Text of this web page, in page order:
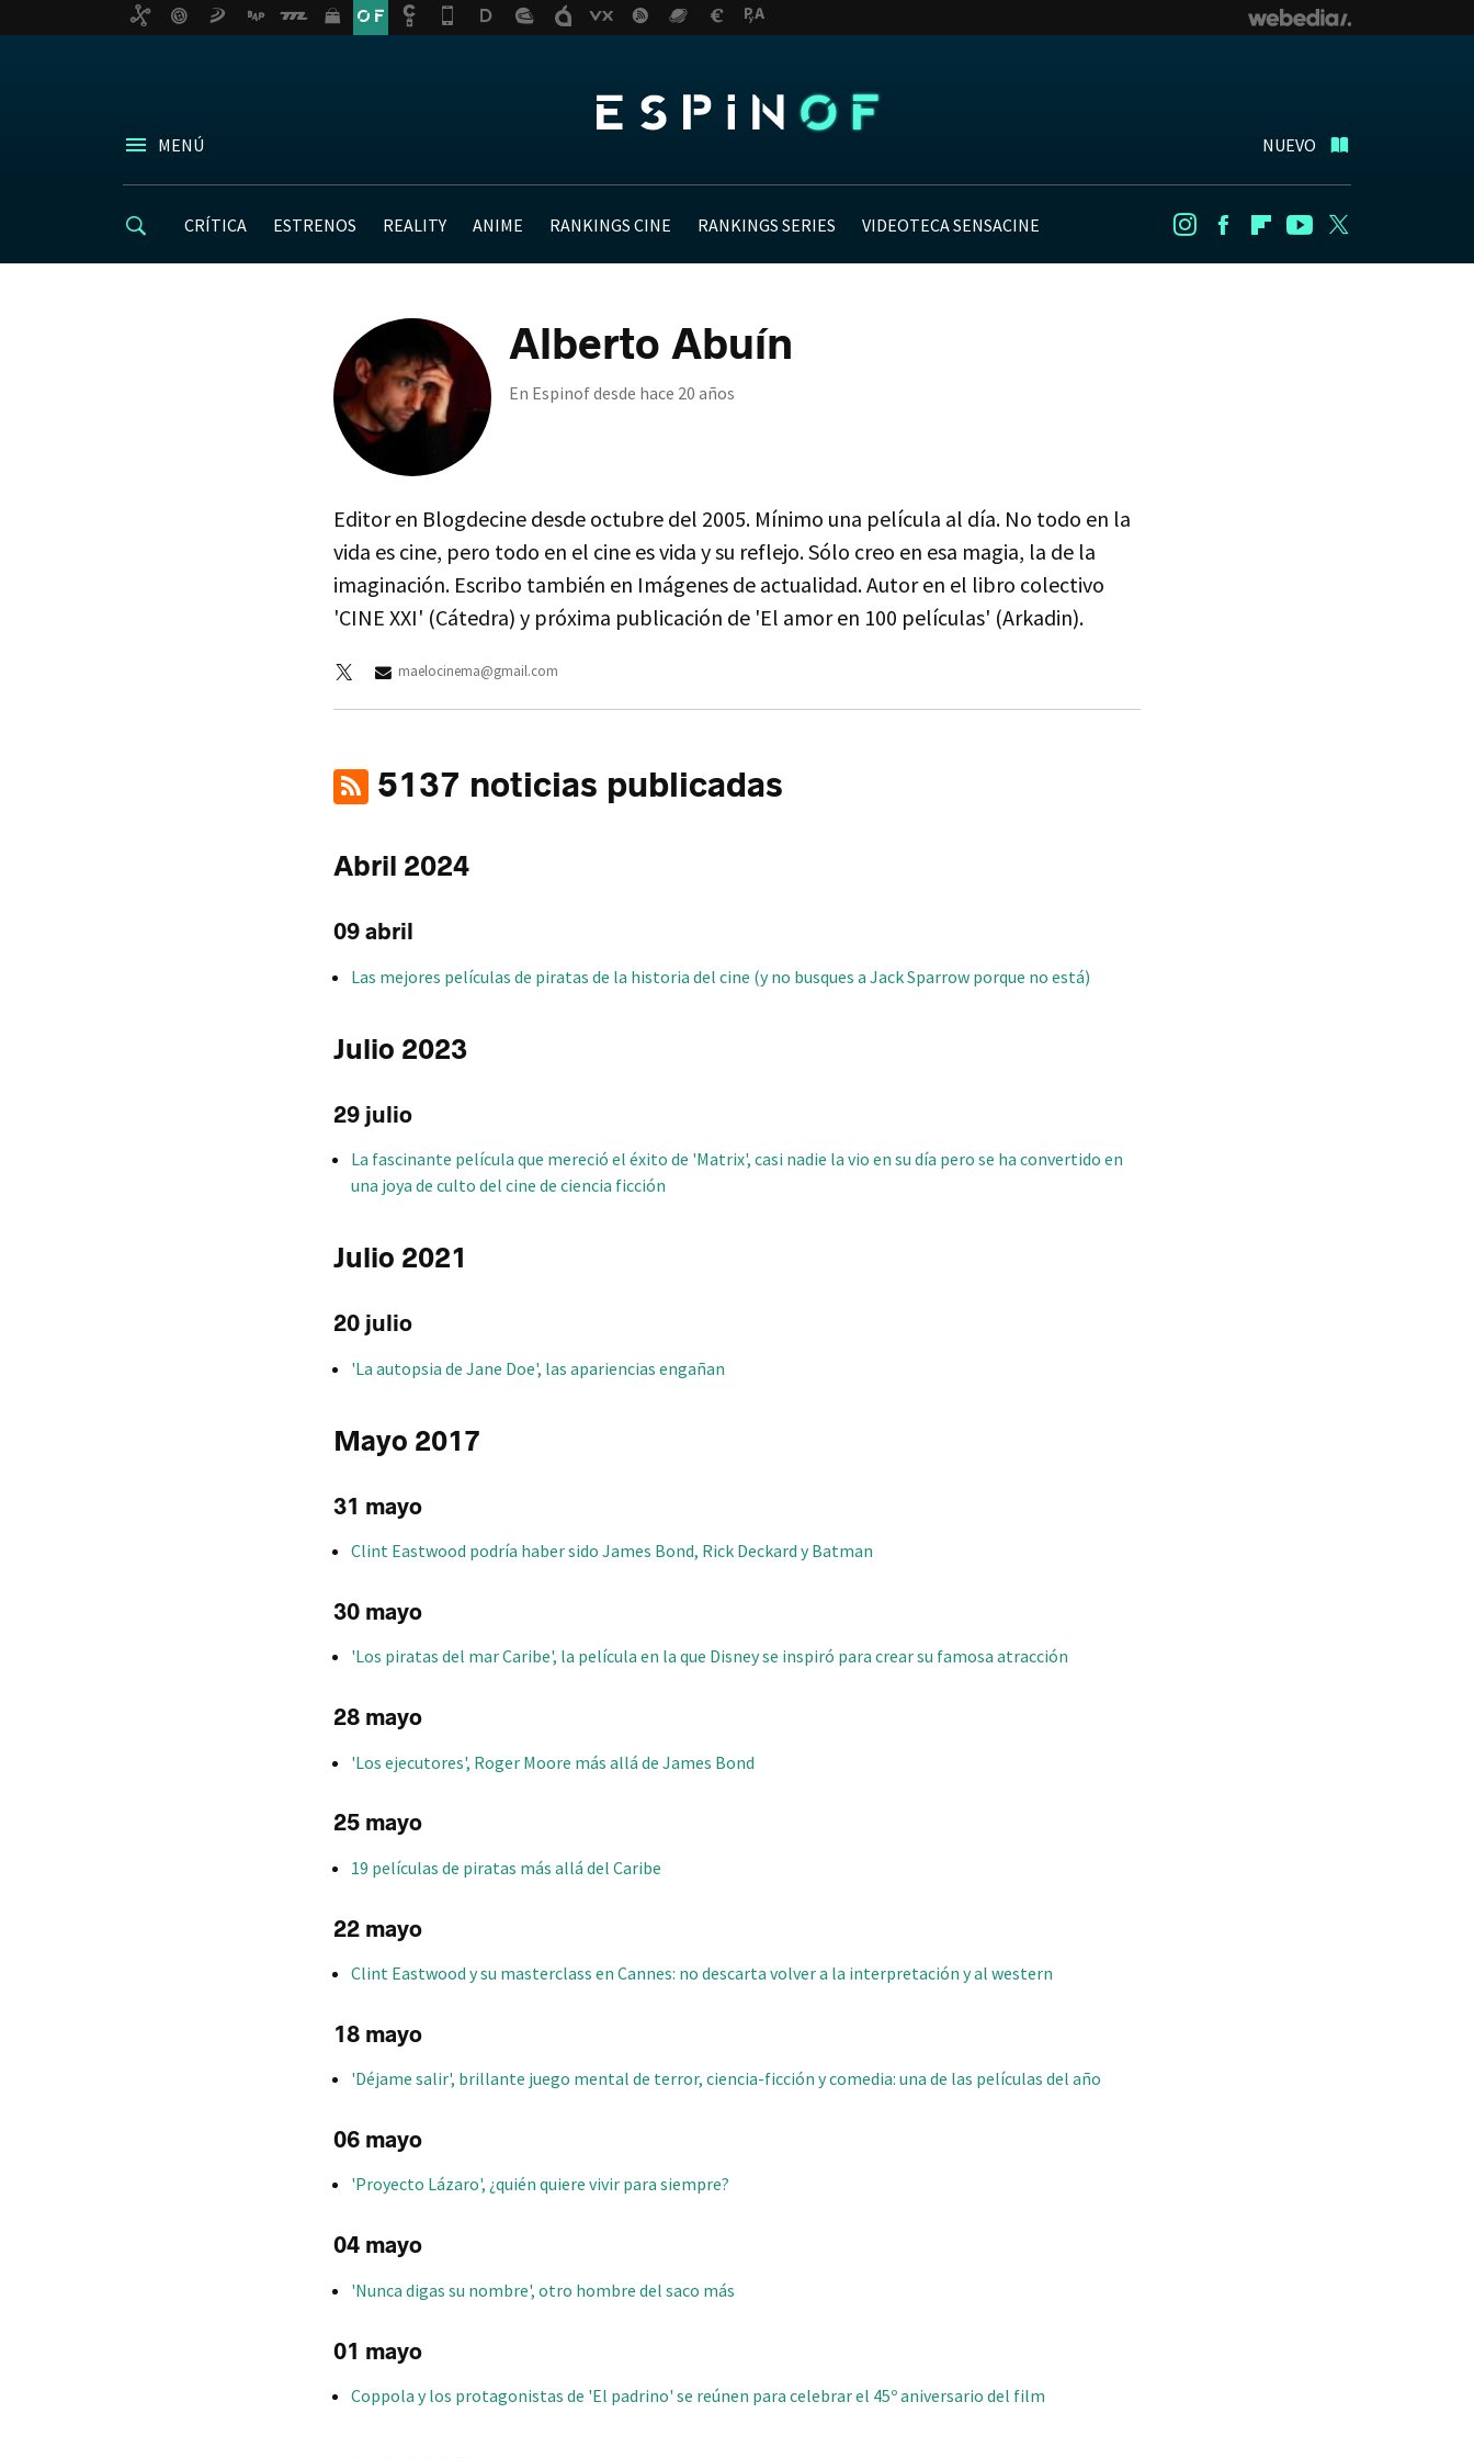
MENÚ NUEVO
CRÍTICA ESTRENOS REALITY ANIME RANKINGS CINE RANKINGS SERIES VIDEOTECA SENSACINE InstagramFacebookFlipboard
Youtube
Alberto Abuín
En Espinof desde hace 20 años
Editor en Blogdecine desde octubre del 2005. Mínimo una película al día. No todo en la
vida es cine, pero todo en el cine es vida y su reflejo. Sólo creo en esa magia, la de la
imaginación. Escribo también en Imágenes de actualidad. Autor en el libro colectivo
'CINE XXI' (Cátedra) y próxima publicación de 'El amor en 100 películas' (Arkadin).
maelocinema@gmail.com
5137 noticias publicadas
Abril 2024
09 abril
Las mejores películas de piratas de la historia del cine (y no busques a Jack Sparrow porque no está)
Julio 2023
29 julio
La fascinante película que mereció el éxito de 'Matrix', casi nadie la vio en su día pero se ha convertido en
una joya de culto del cine de ciencia ficción
Julio 2021
20 julio
'La autopsia de Jane Doe', las apariencias engañan
Mayo 2017
31 mayo
Clint Eastwood podría haber sido James Bond, Rick Deckard y Batman
30 mayo
'Los piratas del mar Caribe', la película en la que Disney se inspiró para crear su famosa atracción
28 mayo
'Los ejecutores', Roger Moore más allá de James Bond
25 mayo
19 películas de piratas más allá del Caribe
22 mayo
Clint Eastwood y su masterclass en Cannes: no descarta volver a la interpretación y al western
18 mayo
'Déjame salir', brillante juego mental de terror, ciencia-ficción y comedia: una de las películas del año
06 mayo
'Proyecto Lázaro', ¿quién quiere vivir para siempre?
04 mayo
'Nunca digas su nombre', otro hombre del saco más
01 mayo
Coppola y los protagonistas de 'El padrino' se reúnen para celebrar el 45º aniversario del film